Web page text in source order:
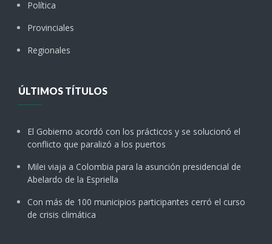
Política
Provinciales
Regionales
ÚLTIMOS TÍTULOS
El Gobierno acordó con los prácticos y se solucionó el
conflicto que paralizó a los puertos
Milei viaja a Colombia para la asunción presidencial de
Abelardo de la Espriella
Con más de 100 municipios participantes cerró el curso
de crisis climática